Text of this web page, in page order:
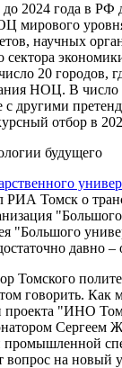
до 2024 года в РФ
мирового
научных
сектора
20 городов,
НОЦ. В число
с другими
отбор в
будущего
РИА Томск о
"Большого
давно –
Томского
говорить. Как
проекта "ИНО
Сергеем
вопрос на новый